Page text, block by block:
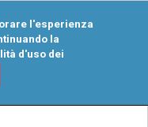
l'esperienza
la
d'uso dei